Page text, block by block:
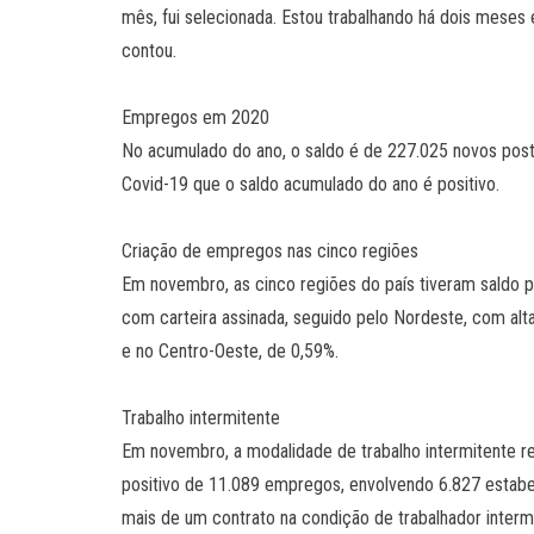
mês, fui selecionada. Estou trabalhando há dois
contou.
Empregos em 2020
No acumulado do ano, o saldo é de 227.025 novos
Covid-19 que o saldo acumulado do ano é positivo.
Criação de empregos nas cinco regiões
Em novembro, as cinco regiões do país tiveram saldo
com carteira assinada, seguido pelo Nordeste, com
e no Centro-Oeste, de 0,59%.
Trabalho intermitente
Em novembro, a modalidade de trabalho intermitente
positivo de 11.089 empregos, envolvendo 6.827
mais de um contrato na condição de trabalhador